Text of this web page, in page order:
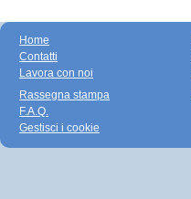
Home
Contatti
Lavora con noi
Rassegna stampa
F.A.Q.
Gestisci i cookie